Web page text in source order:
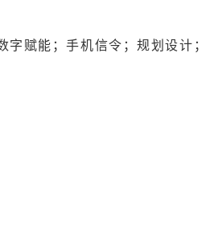
字赋能；手机信令；规划设计；